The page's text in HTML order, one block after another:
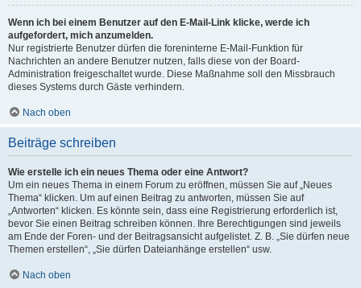
Wenn ich bei einem Benutzer auf den E-Mail-Link klicke, werde ich
aufgefordert, mich anzumelden.
Nur registrierte Benutzer dürfen die foreninterne E-Mail-Funktion für
Nachrichten an andere Benutzer nutzen, falls diese von der Board-
Administration freigeschaltet wurde. Diese Maßnahme soll den Missbrauch
dieses Systems durch Gäste verhindern.
Nach oben
Beiträge schreiben
Wie erstelle ich ein neues Thema oder eine Antwort?
Um ein neues Thema in einem Forum zu eröffnen, müssen Sie auf „Neues
Thema“ klicken. Um auf einen Beitrag zu antworten, müssen Sie auf
„Antworten“ klicken. Es könnte sein, dass eine Registrierung erforderlich ist,
bevor Sie einen Beitrag schreiben können. Ihre Berechtigungen sind jeweils
am Ende der Foren- und der Beitragsansicht aufgelistet. Z. B. „Sie dürfen neue
Themen erstellen“, „Sie dürfen Dateianhänge erstellen“ usw.
Nach oben